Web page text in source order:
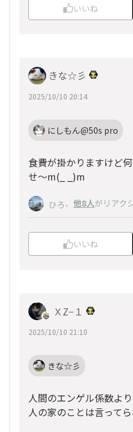
いいね
きな☆彡
2025/10/10 20:14
にしもん@50s pro
食費が掛かりますけど
せ〜m(_ _)m
ひろ、 他8人がリアク
いいね
ＸZ−１
2025/10/10 21:10
きな☆彡
人間のエンゲル係数よ
人の家のことは言って